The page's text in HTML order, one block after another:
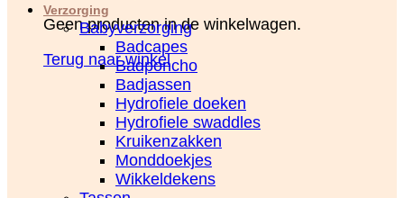
Geen producten in de winkelwagen.
Terug naar winkel
Verzorging
Babyverzorging
Badcapes
Badponcho
Badjassen
Hydrofiele doeken
Hydrofiele swaddles
Kruikenzakken
Monddoekjes
Wikkeldekens